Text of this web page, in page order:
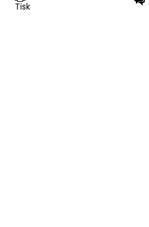
Tisk